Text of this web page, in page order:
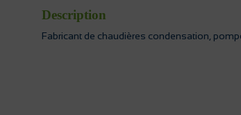
Description
Fabricant de chaudières condensation,